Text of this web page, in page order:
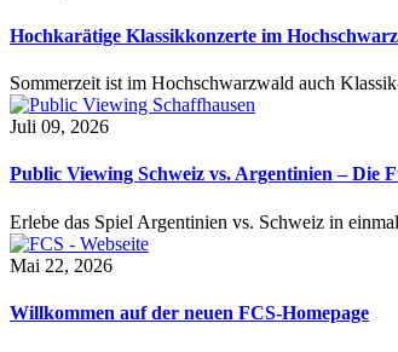
Hochkarätige Klassikkonzerte im
Sommerzeit ist im Hochschwarzwald auch
Juli 09, 2026
Public Viewing Schweiz vs. Argentinien – Die
Erlebe das Spiel Argentinien vs. Schweiz in
Mai 22, 2026
Willkommen auf der neuen FCS-Homepage